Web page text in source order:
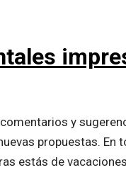
y
propuestas. En
estás de